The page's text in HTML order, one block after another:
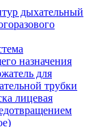
дыхательный
назначения
для
трубки
лицевая